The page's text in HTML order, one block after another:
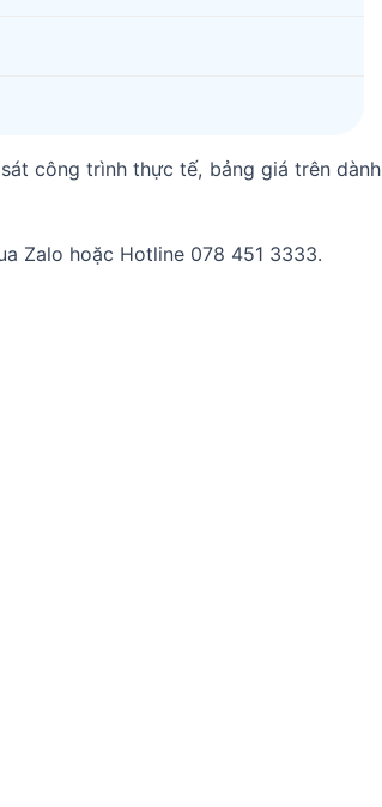
công trình thực tế, bảng giá trên dành
Zalo hoặc Hotline 078 451 3333.